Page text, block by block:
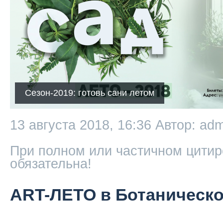
Сезон-2019: готовь сани летом
13 августа 2018, 16:36 Автор:
При полном или частичном
обязательна!
ART-ЛЕТО в